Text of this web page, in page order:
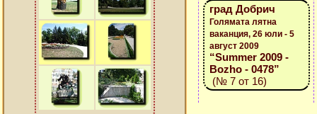
град Добрич
Голямата лятна
ваканция, 26 юли - 5
август 2009
“Summer 2009 -
Bozho - 0478”
(№ 7 от 16)